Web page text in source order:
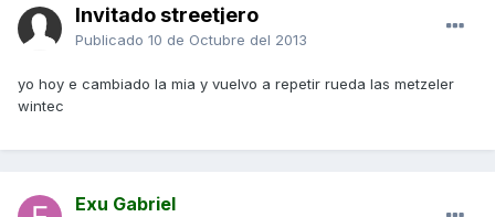
Invitado streetjero
Publicado 10 de Octubre del 2013
yo hoy e cambiado la mia y vuelvo a repetir rueda las metzeler
wintec
Exu Gabriel